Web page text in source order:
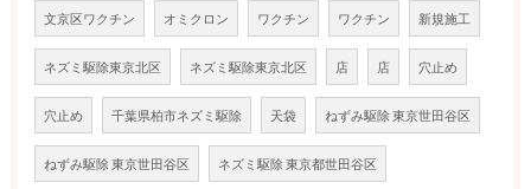
文京区ワクチン オミクロン ワクチン ワクチン 新規施工
ネズミ駆除東京北区 ネズミ駆除東京北区 店 店 穴止め
穴止め 千葉県柏市ネズミ駆除 天袋 ねずみ駆除 東京世田谷区
ねずみ駆除 東京世田谷区 ネズミ駆除 東京都世田谷区